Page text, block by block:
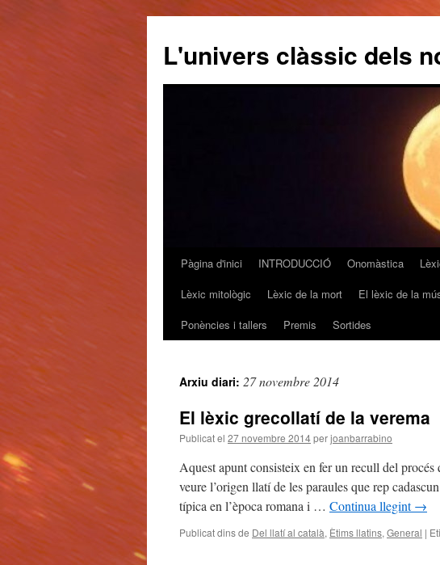
L'univers clàssic dels
Vés
contingut
Pàgina d'inici INTRODUCCIÓ Onomàstica
Lèxic mitològic
Lèxic de la mort El lèxic de la
Ponències i tallers
Premis Sortides
Arxiu diari: 27 novembre 2014
El lèxic grecollatí de la verema
Publicat el 27 novembre 2014perjoanbarrabino
Aquest apunt consisteix en fer un recull del
veure l’origen llatí de les paraules que rep
típica en l’època romana i … Continua llegint→
Publicat dins de Del llatí al català, Ètims llatins, General |